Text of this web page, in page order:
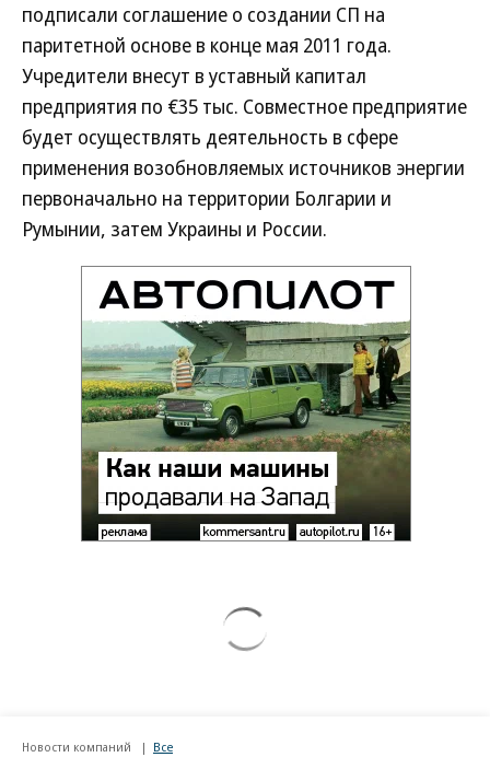
подписали соглашение о создании СП на
паритетной основе в конце мая 2011 года.
Учредители внесут в уставный капитал
предприятия по €35 тыс. Совместное предприятие
будет осуществлять деятельность в сфере
применения возобновляемых источников энергии
первоначально на территории Болгарии и
Румынии, затем Украины и России.
Новости компаний Все